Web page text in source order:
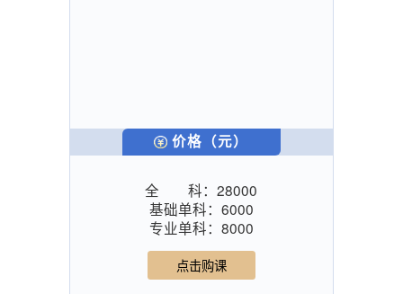
价格（元）
全 科：28000
基础单科： 6000
专业单科： 8000
点击购课